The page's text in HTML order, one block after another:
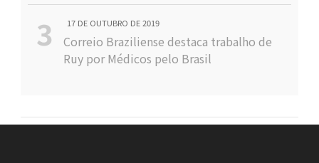
17 DE OUTUBRO DE 2019
Correio Braziliense destaca trabalho de
Ruy por Médicos pelo Brasil